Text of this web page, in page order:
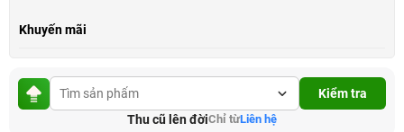
Khuyến mãi
Kiểm tra
Thu cũ lên đờiChỉ từLiên hệ